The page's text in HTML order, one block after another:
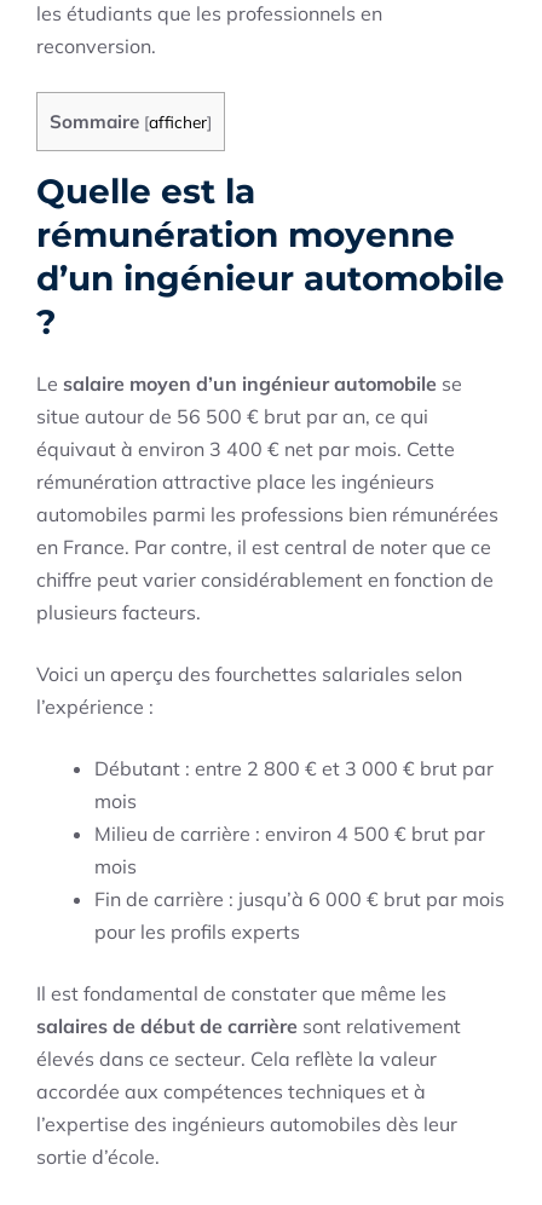
les étudiants que les professionnels en
reconversion.
Sommaire [afficher]
Quelle est la
rémunération moyenne
d’un ingénieur automobile
?
Le salaire moyen d’un ingénieur automobile se
situe autour de 56 500 € brut par an, ce qui
équivaut à environ 3 400 € net par mois. Cette
rémunération attractive place les ingénieurs
automobiles parmi les professions bien rémunérées
en France. Par contre, il est central de noter que ce
chiffre peut varier considérablement en fonction de
plusieurs facteurs.
Voici un aperçu des fourchettes salariales selon
l’expérience :
Débutant : entre 2 800 € et 3 000 € brut par
mois
Milieu de carrière : environ 4 500 € brut par
mois
Fin de carrière : jusqu’à 6 000 € brut par mois
pour les profils experts
Il est fondamental de constater que même les
salaires de début de carrière sont relativement
élevés dans ce secteur. Cela reflète la valeur
accordée aux compétences techniques et à
l’expertise des ingénieurs automobiles dès leur
sortie d’école.